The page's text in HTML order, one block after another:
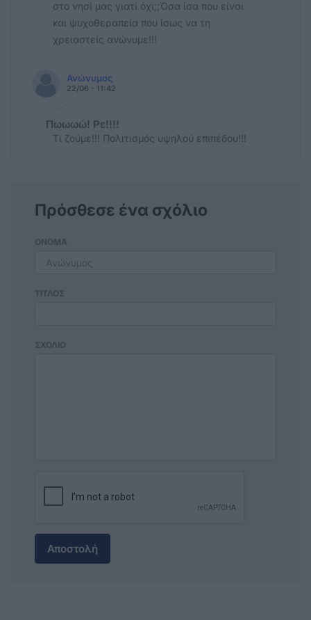
στο νησί μας γιατί όχι;;Όσα ίσα που είναι
και ψυχοθεραπεία που ίσως να τη
χρειαστείς ανώνυμε!!!
Ανώνυμος
22/06 - 11:42
Πωωωώ! Ρε!!!!
Τι ζούμε!!! Πολιτισμός υψηλού επιπέδου!!!
Πρόσθεσε ένα σχόλιο
ΟΝΟΜΑ
ΤΙΤΛΟΣ
ΣΧΟΛΙΟ
Αποστολή